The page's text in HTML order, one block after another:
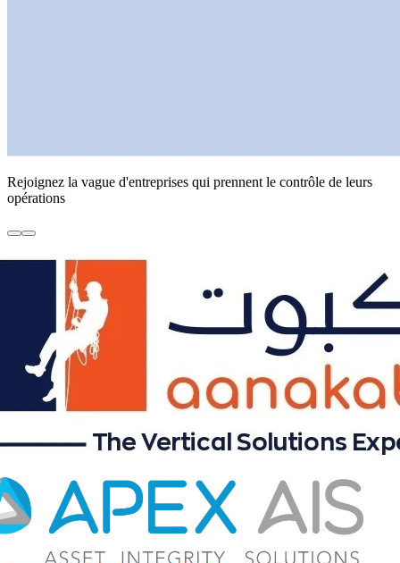
Rejoignez la vague d'entreprises qui prennent le contrôle de leurs
opérations